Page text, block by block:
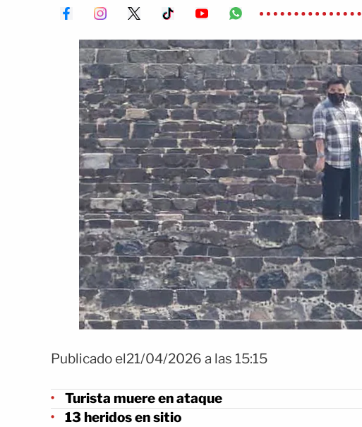
Publicado el21/04/2026 a las 15:15
Turista muere en ataque
13 heridos en sitio